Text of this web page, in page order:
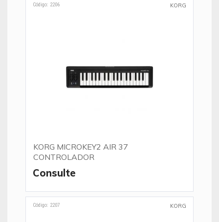
Código: 2206 KORG
KORG MICROKEY2 AIR 37
CONTROLADOR
Consulte
Código: 2207 KORG